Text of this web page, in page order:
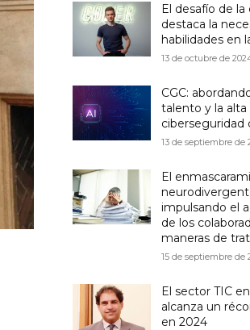
El desafío de
destaca la
habilidades en
13 de octubre de
CGC:
talento y la
ciberseguridad
13 de septiembre de
El
impulsando el
de los
maneras de
15 de septiembre de
El sector TIC
alcanza un
en 2024